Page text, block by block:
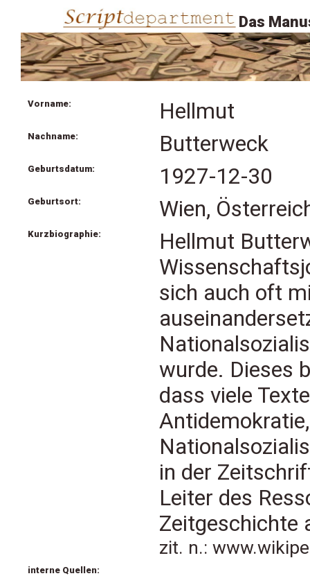
Das
Vorname: Hellmut
Nachname: Butterweck
Geburtsdatum: 1927-12-30
Geburtsort: Wien,
Kurzbiographie:
Hellmut
sich auch oft
wurde. Dieses
dass viele
in der
Leiter des
Zeitgeschichte
zit. n.:
interne Quellen: